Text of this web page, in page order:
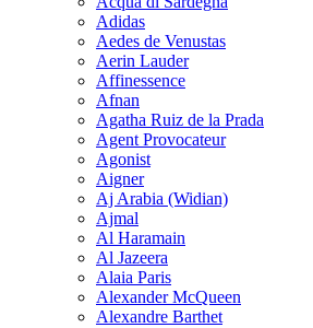
Adidas
Aedes de Venustas
Aerin Lauder
Affinessence
Afnan
Agatha Ruiz de la Prada
Agent Provocateur
Agonist
Aigner
Aj Arabia (Widian)
Ajmal
Al Haramain
Al Jazeera
Alaia Paris
Alexander McQueen
Alexandre Barthet